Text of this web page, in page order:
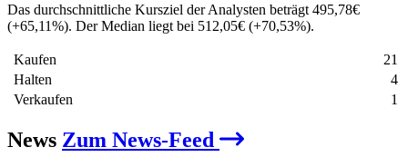
Das durchschnittliche Kursziel der Analysten beträgt 495,78€
(+65,11%). Der Median liegt bei 512,05€ (+70,53%).
Kaufen
21
Halten
4
Verkaufen
1
News Zum News-Feed